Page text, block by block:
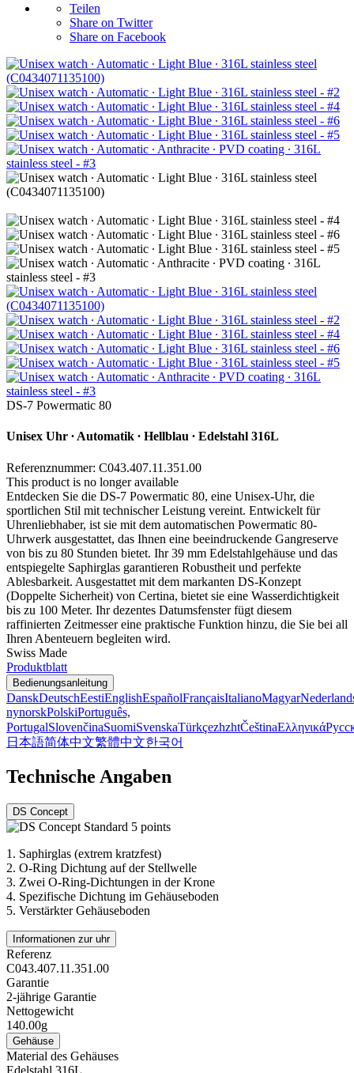
Teilen
Share on Twitter
Share on Facebook
DS-7 Powermatic 80
Unisex Uhr ∙ Automatik ∙ Hellblau ∙ Edelstahl 316L
Referenznummer: C043.407.11.351.00
This product is no longer available
Entdecken Sie die DS-7 Powermatic 80, eine Unisex-Uhr, die
sportlichen Stil mit technischer Leistung vereint. Entwickelt für
Uhrenliebhaber, ist sie mit dem automatischen Powermatic 80-
Uhrwerk ausgestattet, das Ihnen eine beeindruckende Gangreserve
von bis zu 80 Stunden bietet. Ihr 39 mm Edelstahlgehäuse und das
entspiegelte Saphirglas garantieren Robustheit und perfekte
Ablesbarkeit. Ausgestattet mit dem markanten DS-Konzept
(Doppelte Sicherheit) von Certina, bietet sie eine Wasserdichtigkeit
bis zu 100 Meter. Ihr dezentes Datumsfenster fügt diesem
raffinierten Zeitmesser eine praktische Funktion hinzu, die Sie bei all
Ihren Abenteuern begleiten wird.
Swiss Made
Produktblatt
Bedienungsanleitung
DanskDeutschEestiEnglishEspañolFrançaisItalianoMagyar
nynorskPolskiPortuguês,
PortugalSlovenčinaSuomiSvenskaTürkçezhzhtČeštinaΕλληνικά
日本語简体中文繁體中文한국어
Technische Angaben
DS Concept
1. Saphirglas (extrem kratzfest)
2. O-Ring Dichtung auf der Stellwelle
3. Zwei O-Ring-Dichtungen in der Krone
4. Spezifische Dichtung im Gehäuseboden
5. Verstärkter Gehäuseboden
Informationen zur uhr
Referenz
C043.407.11.351.00
Garantie
2-jährige Garantie
Nettogewicht
140.00g
Gehäuse
Material des Gehäuses